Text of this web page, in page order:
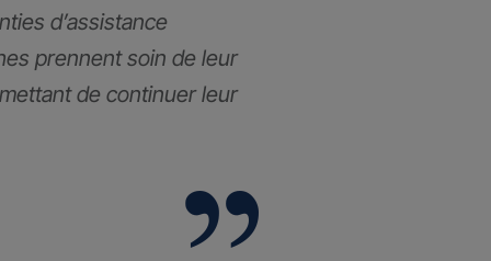
d’assistance
prennent soin de leur
de continuer leur